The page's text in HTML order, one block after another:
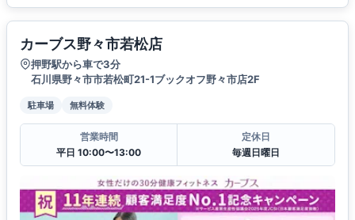
カーブス野々市若松店
押野駅から車で3分
石川県野々市市若松町21-1ブックオフ野々市店2F
駐車場 無料体験
営業時間
平日 10:00〜13:00
定休日
毎週日曜日